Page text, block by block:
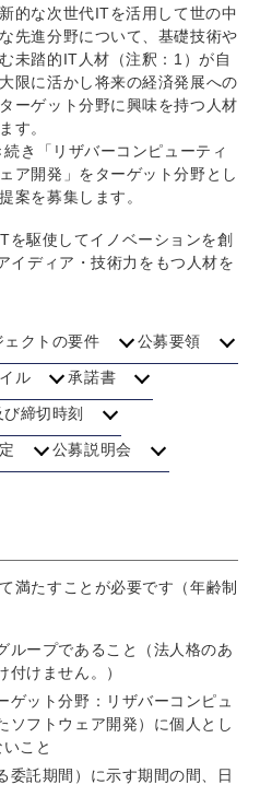
的な次世代ITを活用して世の中
先進分野について、基礎技術や
未踏的IT人材（注釈：1）が自
限に活かし将来の経済発展への
ーゲット分野に興味を持つ人材
す。
き「リザバーコンピューティ
ア開発」をターゲット分野とし
案を募集します。
を駆使してイノベーションを創
イディア・技術力をもつ人材を
クトの要件 公募要領
ル 承諾書
締切時刻
公募説明会
満たすことが必要です（年齢制
ループであること（法人格のあ
付けません。）
ゲット分野：リザバーコンピュ
ソフトウェア開発）に個人とし
こと
委託期間）に示す期間の間、日